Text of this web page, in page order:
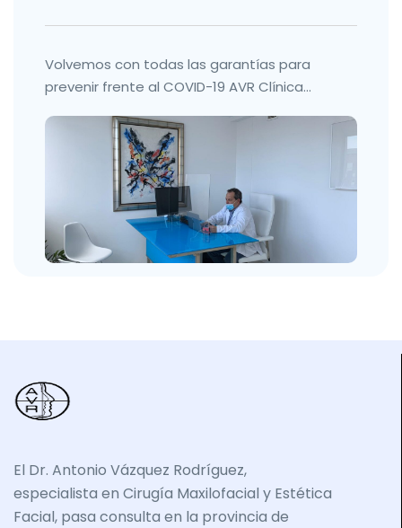
Volvemos con todas las garantías para
prevenir frente al COVID-19 AVR Clínica...
El Dr. Antonio Vázquez Rodríguez,
especialista en Cirugía Maxilofacial y Estética
Facial, pasa consulta en la provincia de